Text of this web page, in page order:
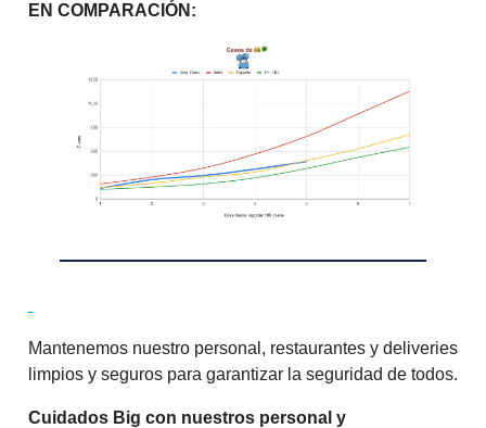
EN COMPARACIÓN:
Mantenemos nuestro personal, restaurantes y deliveries
limpios y seguros para garantizar la seguridad de todos.
Cuidados Big con nuestros personal y